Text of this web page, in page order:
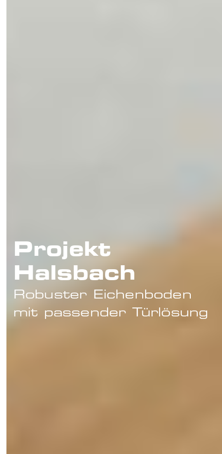
Projekt
Halsbach
Robuster Eichenboden
mit passender Türlösung